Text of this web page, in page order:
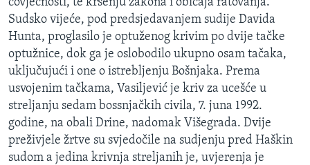
ŽENSKA STRANA
IZBJEGLIČKA STRANA
MAGAZIN
O GLASU AMERIKE
Learning English
PRATITE NAS
Sudsko vijeće, pod predsjedavanjem sudije Davida
Hunta, proglasilo je optuženog krivim po dvije tačke
optužnice, dok ga je oslobodilo ukupno osam tačaka,
uključujući i one o istrebljenju Bošnjaka. Prema
usvojenim tačkama, Vasiljević je kriv za ucešće u
streljanju sedam bossnjačkih civila, 7. juna 1992.
godine, na obali Drine, nadomak Višegrada. Dvije
preživjele žrtve su svjedočile na sudjenju pred Haškin
sudom a jedina krivnja streljanih je, uvjerenja je